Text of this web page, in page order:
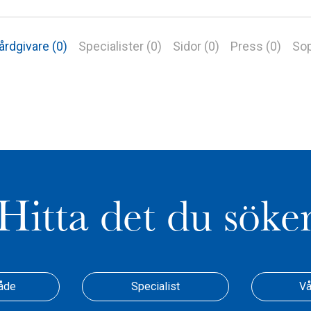
(0) Specialister (0) Sidor (0) Press (0)
det du
Specialist